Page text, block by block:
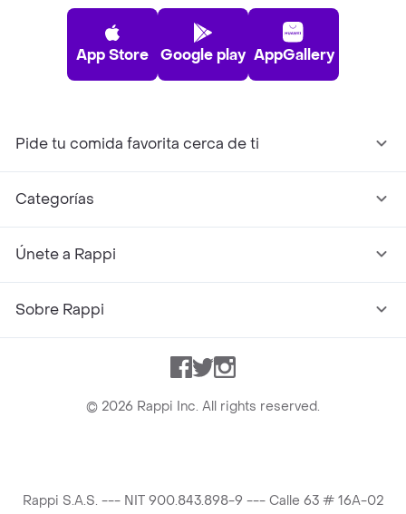
App Store Google play AppGallery
Pide tu comida favorita cerca de ti
Categorías
Únete a Rappi
Sobre Rappi
Facebook
TwitterInstagram
© 2026 Rappi Inc. All rights reserved.
Rappi S.A.S. --- NIT 900.843.898-9 --- Calle 63 # 16A-02